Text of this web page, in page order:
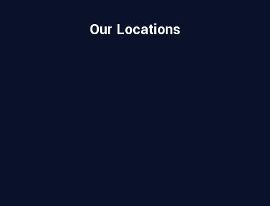
Our Locations